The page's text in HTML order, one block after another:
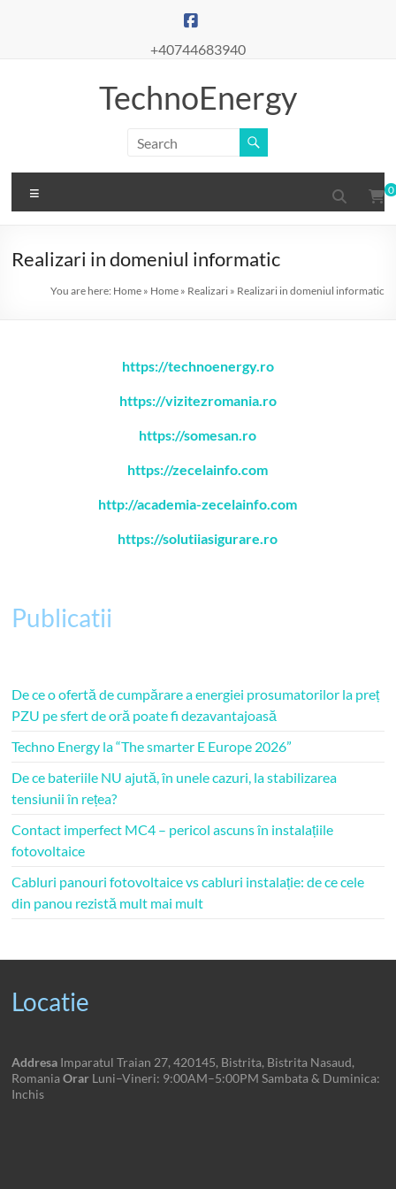
+40744683940
TechnoEnergy
0
Realizari in domeniul informatic
You are here: Home» Home» Realizari» Realizari in domeniul informatic
https://technoenergy.ro
https://vizitezromania.ro
https://somesan.ro
https://zecelainfo.com
http://academia-zecelainfo.com
https://solutiiasigurare.ro
Publicatii
De ce o ofertă de cumpărare a energiei prosumatorilor la preț
PZU pe sfert de oră poate fi dezavantajoasă
Techno Energy la “The smarter E Europe 2026”
De ce bateriile NU ajută, în unele cazuri, la stabilizarea
tensiunii în rețea?
Contact imperfect MC4 – pericol ascuns în instalațiile
fotovoltaice
Cabluri panouri fotovoltaice vs cabluri instalație: de ce cele
din panou rezistă mult mai mult
Locatie
Addresa Imparatul Traian 27, 420145, Bistrita, Bistrita Nasaud,
RomaniaOrar Luni–Vineri: 9:00AM–5:00PM Sambata & Duminica:
Inchis